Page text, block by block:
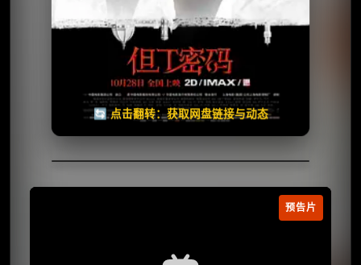
🔄 点击翻转：获取网盘链接与动态
失效请反馈
🧧️
天天领红包
预告片